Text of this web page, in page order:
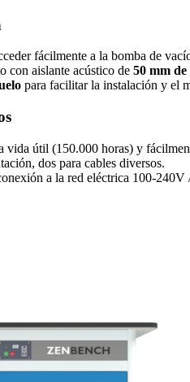
fácilmente a la bomba de
con aislante acústico de 50 mm
para facilitar la instalación y el
vida útil (150.000 horas) y
dos para cables diversos.
a la red eléctrica 100-